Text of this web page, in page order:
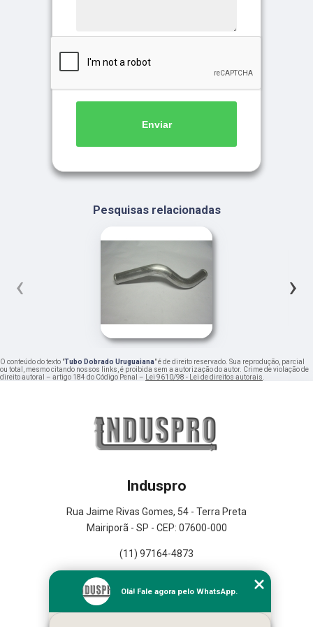
Enviar
Pesquisas relacionadas
‹ ›
O conteúdo do texto "Tubo Dobrado Uruguaiana" é de direito reservado. Sua reprodução, parcial
ou total, mesmo citando nossos links, é proibida sem a autorização do autor. Crime de violação de
direito autoral – artigo 184 do Código Penal – Lei 9610/98 - Lei de direitos autorais.
Induspro
Rua Jaime Rivas Gomes, 54 - Terra Preta
Mairiporã - SP - CEP: 07600-000
(11) 97164-4873
Empresa
Missão
Olá! Fale agora pelo WhatsApp.